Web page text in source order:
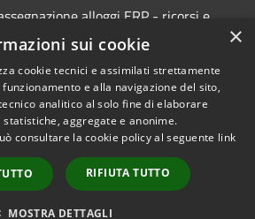
alloggi ERP - ricorsi e
Copyright © 2026 • Comune di
Ancona • Powered by
Municipium•
Accesso
redazione
×
sui cookie
cookie tecnici e assimilati strettamente
e alla navigazione del sito,
analitico al solo fine di elaborare
statistiche, aggregate e anonime.
consultare la cookie policy al seguente link
RIFIUTA TUTTO
MOSTRA DETTAGLI